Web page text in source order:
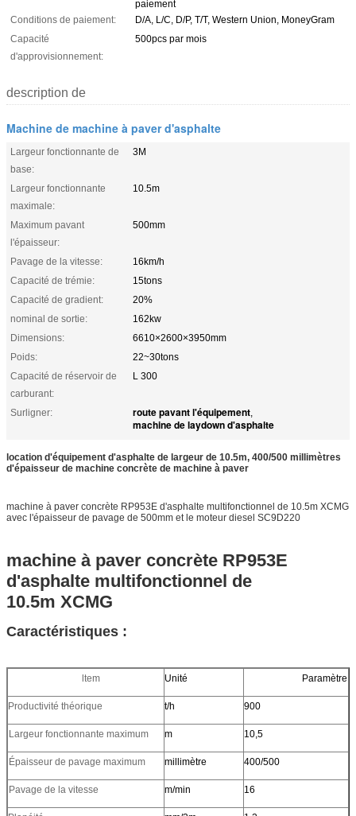
paiement
Conditions de paiement:
D/A, L/C, D/P, T/T, Western Union, MoneyGram
Capacité
d'approvisionnement:
500pcs par mois
description de
Machine de machine à paver d'asphalte
Largeur fonctionnante de
base:
3M
Largeur fonctionnante
maximale:
10.5m
Maximum pavant
l'épaisseur:
500mm
Pavage de la vitesse:
16km/h
Capacité de trémie:
15tons
Capacité de gradient:
20%
nominal de sortie:
162kw
Dimensions:
6610×2600×3950mm
Poids:
22~30tons
Capacité de réservoir de
carburant:
L 300
Surligner: route pavant l'équipement,
machine de laydown d'asphalte
location d'équipement d'asphalte de largeur de 10.5m, 400/500 millimètres
d'épaisseur de machine concrète de machine à paver
machine à paver concrète RP953E d'asphalte multifonctionnel de 10.5m XCMG
avec l'épaisseur de pavage de 500mm et le moteur diesel SC9D220
machine à paver concrète RP953E
d'asphalte multifonctionnel de
10.5m XCMG
Caractéristiques :
ltem Unité Paramètre
Productivité théorique t/h 900
Largeur fonctionnante maximum m 10,5
Épaisseur de pavage maximum millimètre 400/500
Pavage de la vitesse m/min 16